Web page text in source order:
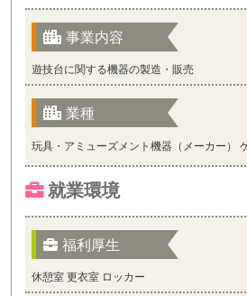
事業内容
遊技台に関する機器の製造・販売
業種
玩具・アミューズメント機器（メーカー）
就業環境
福利厚生
休憩室 更衣室 ロッカー